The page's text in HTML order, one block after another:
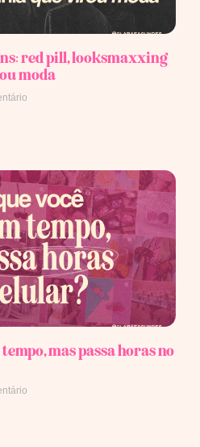
red pill, looksmaxxing
moda
mas passa horas no